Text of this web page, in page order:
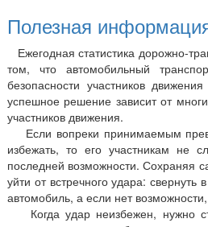
Полезная
Ежегодная статистика дорожно-
том, что автомобильный
безопасности участников
успешное решение зависит от
участников движения.
Если вопреки принимаемым
избежать, то его участникам не
последней возможности. Сохраняя
уйти от встречного удара:
автомобиль, а если нет
Когда удар неизбежен, нужно